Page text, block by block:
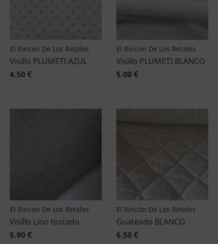
El Rincón De Los Retales
Visillo PLUMETI AZUL
4.50 €
El Rincón De Los Retales
Visillo PLUMETI BLANCO
5.00 €
El Rincón De Los Retales
Visillo Lino tostado
5.90 €
El Rincón De Los Retales
Guateado BLANCO
6.50 €